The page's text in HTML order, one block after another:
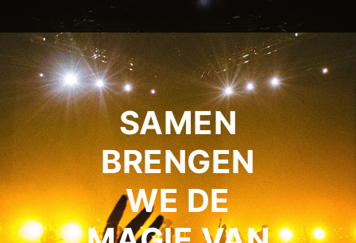
SAMEN
BRENGEN
WE DE